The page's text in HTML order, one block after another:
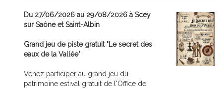
Du 27/06/2026 au 29/08/2026 à Scey
sur Saône et Saint-Albin
Grand jeu de piste gratuit "Le secret des
eaux de la Vallée"
Venez participer au grand jeu du
patrimoine estival gratuit de l'Office de